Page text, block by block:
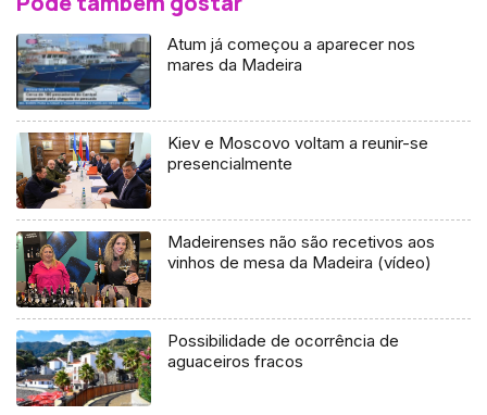
Atum já começou a aparecer nos
mares da Madeira
Kiev e Moscovo voltam a reunir-se
presencialmente
Madeirenses não são recetivos aos
vinhos de mesa da Madeira (vídeo)
Possibilidade de ocorrência de
aguaceiros fracos